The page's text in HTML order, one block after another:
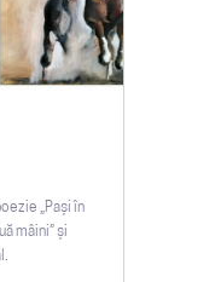
„Pași în
mâini” și